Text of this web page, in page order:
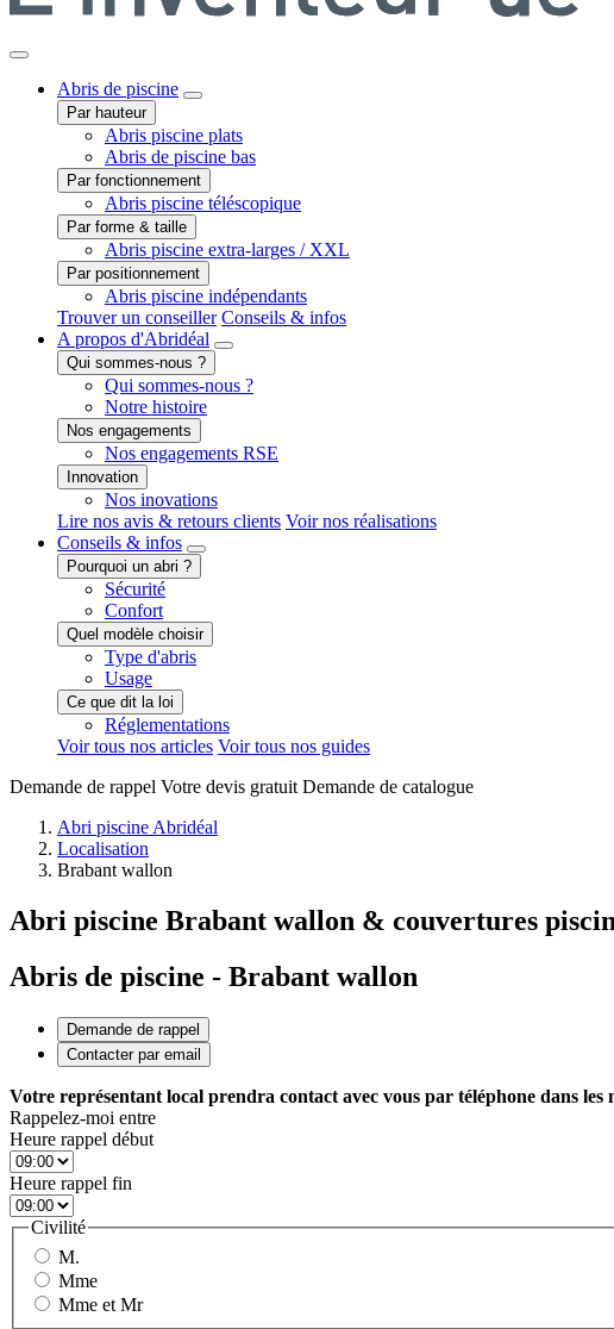
Abris de piscine
Par hauteur
Abris piscine plats
Abris de piscine bas
Par fonctionnement
Abris piscine téléscopique
Par forme & taille
Abris piscine extra-larges / XXL
Par positionnement
Abris piscine indépendants
Trouver un conseiller Conseils & infos
A propos d'Abridéal
Qui sommes-nous ?
Qui sommes-nous ?
Notre histoire
Nos engagements
Nos engagements RSE
Innovation
Nos inovations
Lire nos avis & retours clients Voir nos réalisations
Conseils & infos
Pourquoi un abri ?
Sécurité
Confort
Quel modèle choisir
Type d'abris
Usage
Ce que dit la loi
Réglementations
Voir tous nos articles Voir tous nos guides
Demande de rappel Votre devis gratuit Demande de catalogue
Abri piscine Abridéal
Localisation
Brabant wallon
Abri piscine Brabant wallon & couvertures
Abris de piscine - Brabant wallon
Demande de rappel
Contacter par email
Votre représentant local prendra contact avec vous par téléphone dans les
Rappelez-moi entre
Heure rappel début
Heure rappel fin
Civilité
M.
Mme
Mme et Mr